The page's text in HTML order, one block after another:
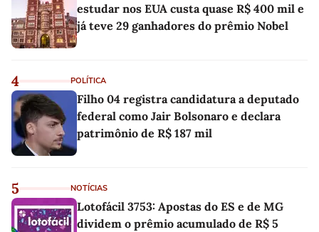
estudar nos EUA custa quase R$ 400 mil e
já teve 29 ganhadores do prêmio Nobel
4 POLÍTICA
Filho 04 registra candidatura a deputado
federal como Jair Bolsonaro e declara
patrimônio de R$ 187 mil
5 NOTÍCIAS
Lotofácil 3753: Apostas do ES e de MG
dividem o prêmio acumulado de R$ 5